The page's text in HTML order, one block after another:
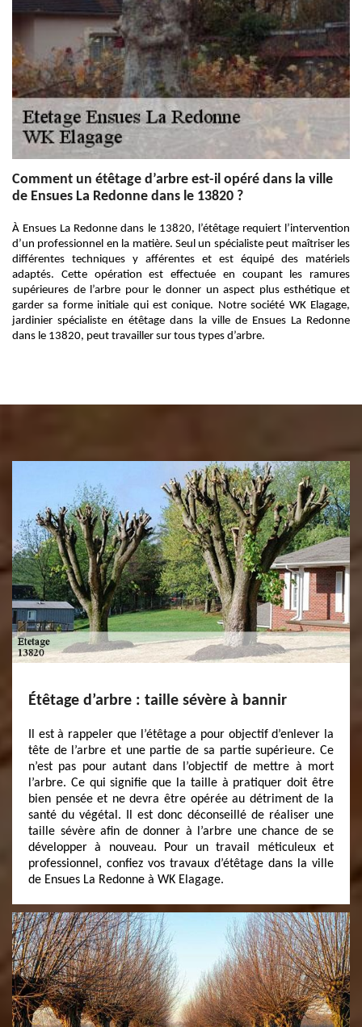
Comment un étêtage d’arbre est-il opéré dans la ville
de Ensues La Redonne dans le 13820 ?
À Ensues La Redonne dans le 13820, l’étêtage requiert l’intervention
d’un professionnel en la matière. Seul un spécialiste peut maîtriser les
différentes techniques y afférentes et est équipé des matériels
adaptés. Cette opération est effectuée en coupant les ramures
supérieures de l’arbre pour le donner un aspect plus esthétique et
garder sa forme initiale qui est conique. Notre société WK Elagage,
jardinier spécialiste en étêtage dans la ville de Ensues La Redonne
dans le 13820, peut travailler sur tous types d’arbre.
Étêtage d’arbre : taille sévère à bannir
Il est à rappeler que l’étêtage a pour objectif d’enlever la
tête de l’arbre et une partie de sa partie supérieure. Ce
n’est pas pour autant dans l’objectif de mettre à mort
l’arbre. Ce qui signifie que la taille à pratiquer doit être
bien pensée et ne devra être opérée au détriment de la
santé du végétal. Il est donc déconseillé de réaliser une
taille sévère afin de donner à l’arbre une chance de se
développer à nouveau. Pour un travail méticuleux et
professionnel, confiez vos travaux d’étêtage dans la ville
de Ensues La Redonne à WK Elagage.